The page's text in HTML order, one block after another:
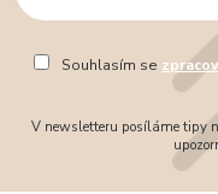
Souhlasím se
V newsletteru posíláme tipy